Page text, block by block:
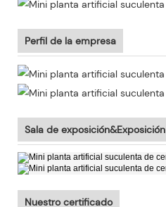
Perfil de la empresa
Sala de exposición&Exposición
Nuestro certificado